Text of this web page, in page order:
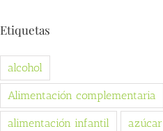
Etiquetas
alcohol
Alimentación complementaria
alimentación infantil azúcar